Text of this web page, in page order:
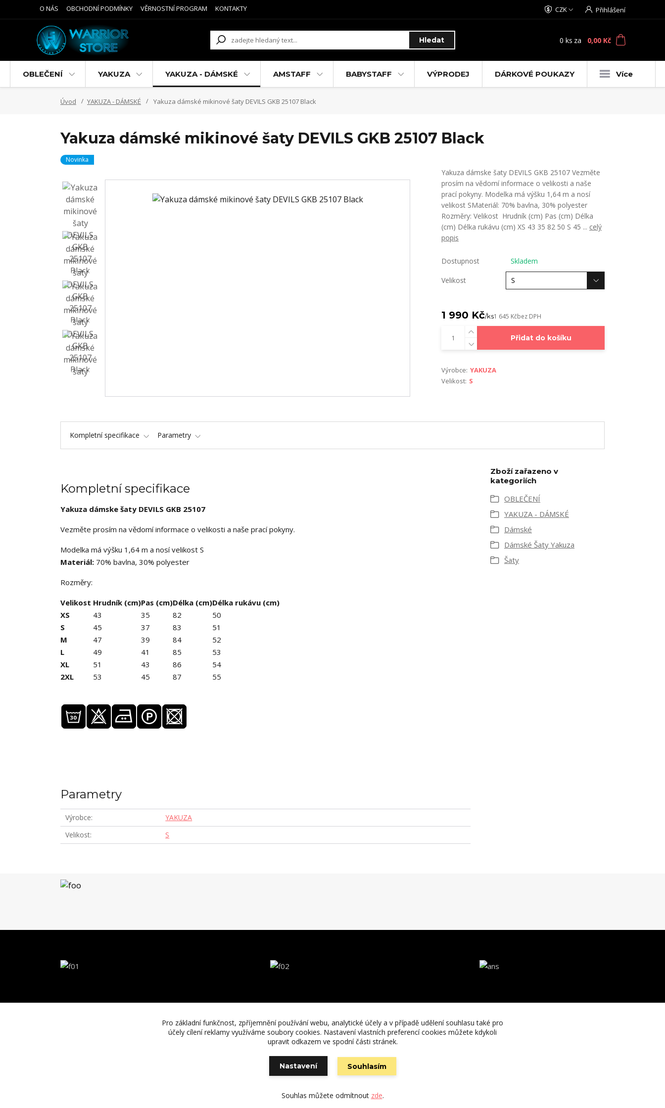
O NÁS OBCHODNÍ PODMÍNKY VĚRNOSTNÍ PROGRAM KONTAKTY CZK Přihlášení
Hledat 0 ks za 0,00 Kč
OBLEČENÍ YAKUZA YAKUZA - DÁMSKÉ AMSTAFF BABYSTAFF VÝPRODEJ DÁRKOVÉ POUKAZY Více
Úvod YAKUZA - DÁMSKÉ Yakuza dámské mikinové šaty DEVILS GKB 25107 Black
Yakuza dámské mikinové šaty DEVILS GKB 25107 Black
Novinka
Yakuza dámske šaty DEVILS GKB 25107 Vezměte
prosím na vědomí informace o velikosti a naše
prací pokyny. Modelka má výšku 1,64 m a nosí
velikost SMateriál: 70% bavlna, 30% polyester
Rozměry: Velikost Hrudník (cm) Pas (cm) Délka
(cm) Délka rukávu (cm) XS 43 35 82 50 S 45 ... celý
popis
Dostupnost Skladem
Velikost
1 990 Kč/ks1 645 Kčbez DPH
Přidat do košíku
Výrobce: YAKUZA
Velikost: S
Kompletní specifikace Parametry
Kompletní specifikace
Yakuza dámske šaty DEVILS GKB 25107
Vezměte prosím na vědomí informace o velikosti a naše prací pokyny.
Modelka má výšku 1,64 m a nosí velikost S
Materiál: 70% bavlna, 30% polyester
Rozměry:
Velikost Hrudník (cm)Pas (cm)Délka (cm)Délka rukávu (cm)
XS
43 35 82
50
S
45 37 83
51
M
47 39 84
52
L
49 41 85
53
XL
51 43 86
54
2XL
53 45 87 55
Parametry
Výrobce
YAKUZA
Velikost
S
Zboží zařazeno v
kategoriích
OBLEČENÍ
YAKUZA - DÁMSKÉ
Dámské
Dámské Šaty Yakuza
Šaty
Pro základní funkčnost, zpříjemnění používání webu, analytické účely a v případě udělení souhlasu také pro
účely cílení reklamy využíváme soubory cookies. Nastavení vlastních preferencí cookies můžete kdykoli
upravit odkazem ve spodní části stránek.
Nastavení Souhlasím
Souhlas můžete odmítnout zde.